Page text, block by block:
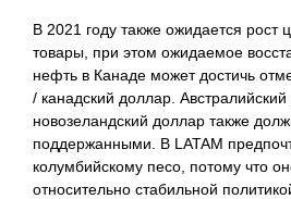
В 2021 году также ожидается рост
товары, при этом ожидаемое
нефть в Канаде может достичь
/ канадский доллар.
новозеландский доллар также
поддержанными. В LATAM
колумбийскому песо, потому что
относительно стабильной